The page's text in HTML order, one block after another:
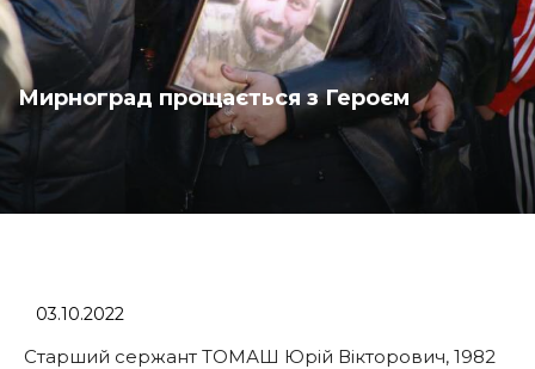
Мирноград прощається з Героєм
03.10.2022
Старший сержант ТОМАШ Юрій Вікторович, 1982